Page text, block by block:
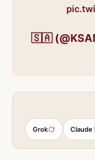
Claude
Grok